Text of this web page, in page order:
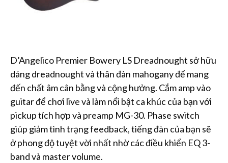
D’Angelico Premier Bowery LS Dreadnought sở hữu
dáng dreadnought và thân đàn mahogany để mang
đến chất âm cân bằng và cộng hưởng. Cắm amp vào
guitar để chơi live và làm nổi bật ca khúc của bạn với
pickup tích hợp và preamp MG-30. Phase switch
giúp giảm tình trạng feedback, tiếng đàn của bạn sẽ
ở phong độ tuyệt vời nhất nhờ các điều khiển EQ 3-
band và master volume.